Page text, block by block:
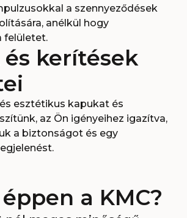
a szennyeződések
anélkül hogy
felületet.
kerítések
esztétikus kapukat és
az Ön igényeihez igazítva,
a biztonságot és egy
a KMC?